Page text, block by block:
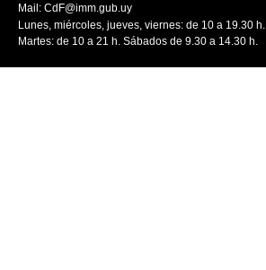
Mail: CdF@imm.gub.uy
Lunes, miércoles, jueves, viernes: de 10 a 19.30 h.
Martes: de 10 a 21 h. Sábados de 9.30 a 14.30 h.